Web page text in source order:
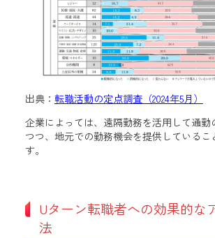
出典： 転職活動の定点調査（2024年5月）
企業によっては、遠隔勤務を活用して通勤
つつ、地元での勤務機会を提供しているこ
す。
Uターン転職者への効果的な
法